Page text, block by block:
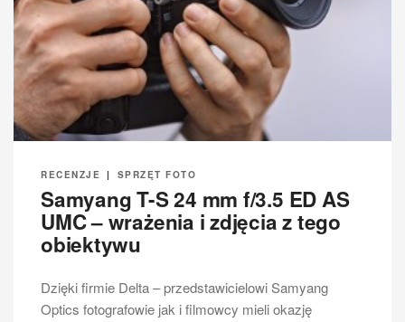
RECENZJE | SPRZĘT FOTO
Samyang T-S 24 mm f/3.5 ED AS
UMC – wrażenia i zdjęcia z tego
obiektywu
Dzięki firmie Delta – przedstawicielowi Samyang
Optics fotografowie jak i filmowcy mieli okazję